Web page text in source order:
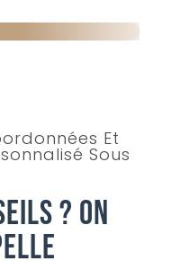
Et
Sous
? On